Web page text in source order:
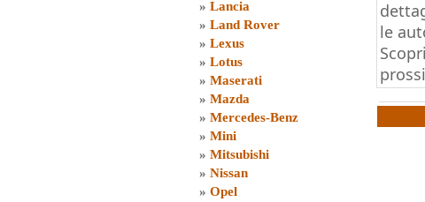
» Lancia
» Land Rover
» Lexus
» Lotus
» Maserati
» Mazda
» Mercedes-Benz
» Mini
» Mitsubishi
» Nissan
» Opel
le